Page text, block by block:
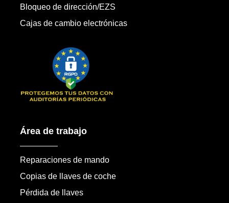
Bloqueo de dirección/EZS
Cajas de cambio electrónicas
Área de trabajo
Reparaciones de mando
Copias de llaves de coche
Pérdida de llaves